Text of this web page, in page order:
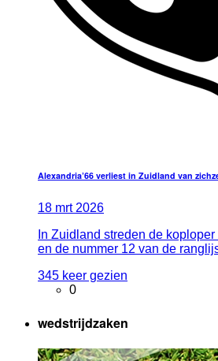
Alexandria’66 verliest in Zuidland van
18 mrt 2026
In Zuidland streden de
en de nummer 12 van de
345 keer gezien
0
wedstrijdzaken